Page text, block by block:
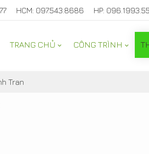
HCM: 097.543.8686 HP:
TRANG CHỦ CÔNG TRÌNH
Tran